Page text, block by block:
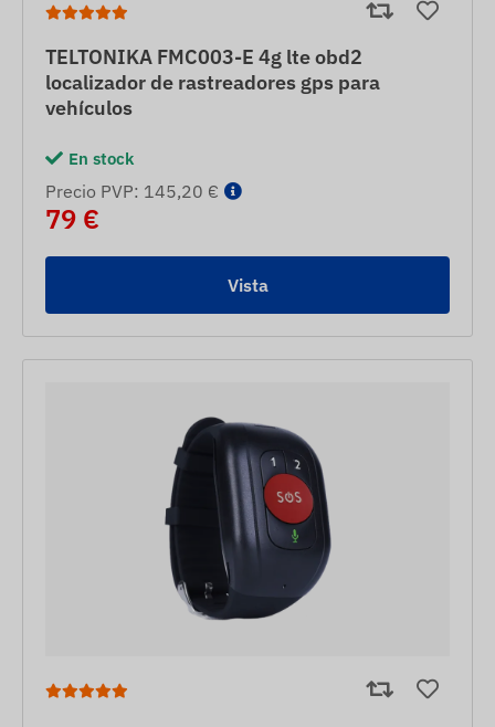
TELTONIKA FMC003-E 4g lte obd2
localizador de rastreadores gps para
vehículos
En stock
Precio PVP: 145,20 €
79 €
Vista